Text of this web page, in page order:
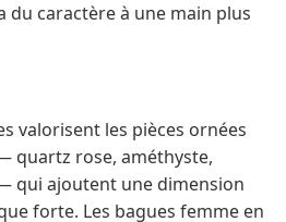
du caractère à une main plus
valorisent les pièces ornées
quartz rose, améthyste,
qui ajoutent une dimension
forte. Les bagues femme en